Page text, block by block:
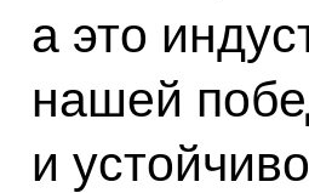
а это
нашей
и